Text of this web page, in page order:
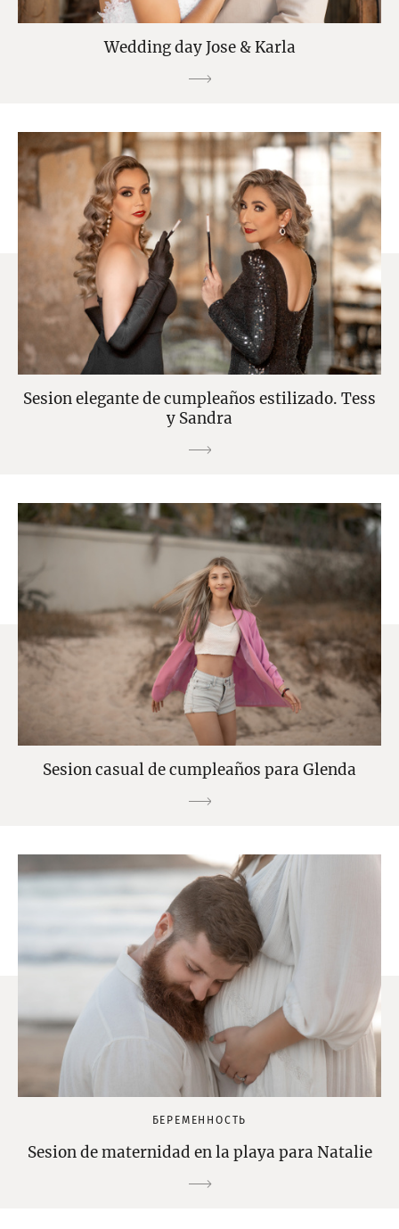
Wedding day Jose & Karla
Sesion elegante de cumpleaños estilizado. Tess
y Sandra
Sesion casual de cumpleaños para Glenda
БЕРЕМЕННОСТЬ
Sesion de maternidad en la playa para Natalie